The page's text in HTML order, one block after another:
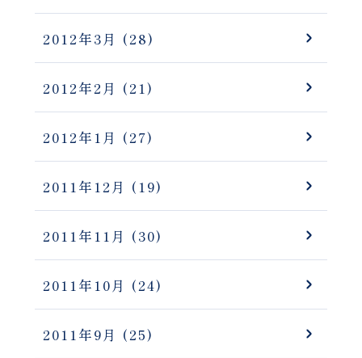
2012年3月 (28)
2012年2月 (21)
2012年1月 (27)
2011年12月 (19)
2011年11月 (30)
2011年10月 (24)
2011年9月 (25)